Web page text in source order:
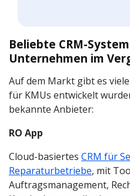
Beliebte CRM-
Unternehmen im
Auf dem Markt gibt es
für KMUs entwickelt
bekannte Anbieter:
RO App
Cloud-basiertes CRM für
Reparaturbetriebe, mit
Auftragsmanagement,